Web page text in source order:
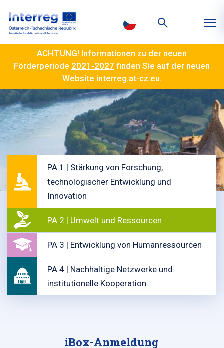
ACHTUNG! Informationen zu der neuen
Förderperiode 2021-2027 finden Sie auf der neuen
Website interreg.at-cz.eu.
PA 1 | Stärkung von Forschung,
technologischer Entwicklung und
Innovation
PA 2 | Umwelt und Ressourcen
PA 3 | Entwicklung von Humanressourcen
PA 4 | Nachhaltige Netzwerke und
institutionelle Kooperation
iBox-Anmeldung